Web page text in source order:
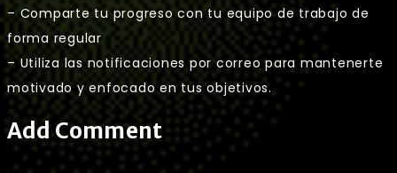
– Comparte tu progreso con tu equipo de trabajo de
forma regular
– Utiliza las notificaciones por correo para mantenerte
motivado y enfocado en tus objetivos.
Add Comment